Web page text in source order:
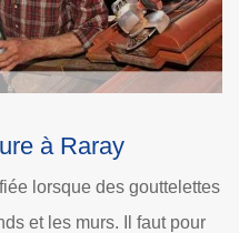
de fuite de toiture
l’entretien et le traitement de